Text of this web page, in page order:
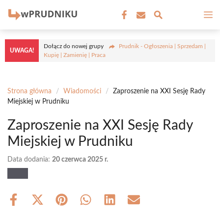
treści
UWAGA!
Dołącz do nowej grupy
Prudnik - Ogłoszenia | Sprzedam |
Kupię | Zamienię | Praca
Strona główna / Wiadomości /
Zaproszenie na XXI Sesję Rady
Miejskiej w Prudniku
Zaproszenie na XXI Sesję Rady
Miejskiej w Prudniku
Data dodania: 20 czerwca 2025 r.
Share
Share Share Share Share Share